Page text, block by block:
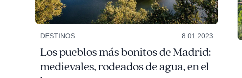
DESTINOS 8.01.2023
Los pueblos más bonitos de Madrid:
medievales, rodeados de agua, en el